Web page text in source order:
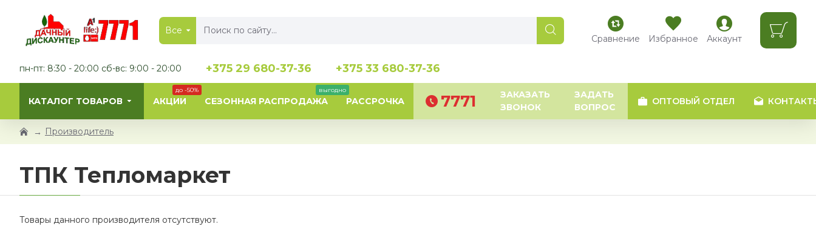
Все
Сравнение Избранное Аккаунт
пн-пт: 8:30 - 20:00 сб-вс: 9:00 - 20:00 +375 29 680-37-36 +375 33 680-37-36
КАТАЛОГ ТОВАРОВ АКЦИИ
до -50%
СЕЗОННАЯ РАСПРОДАЖА
выгодно
РАССРОЧКА 7771
ЗАКАЗАТЬ
ЗВОНОК
ЗАДАТЬ
ВОПРОС
ОПТОВЫЙ ОТДЕЛ
Производитель
ТПК Тепломаркет
Товары данного производителя отсутствуют.